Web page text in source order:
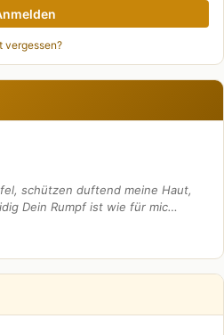
vergessen?
schützen duftend meine Haut,
Dein Rumpf ist wie für mic…